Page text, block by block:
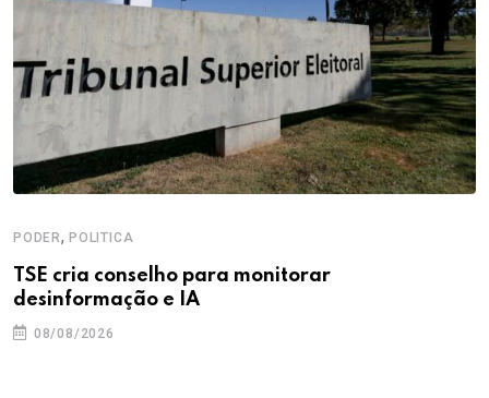
PODER, POLITICA
TSE cria conselho para monitorar
desinformação e IA
08/08/2026